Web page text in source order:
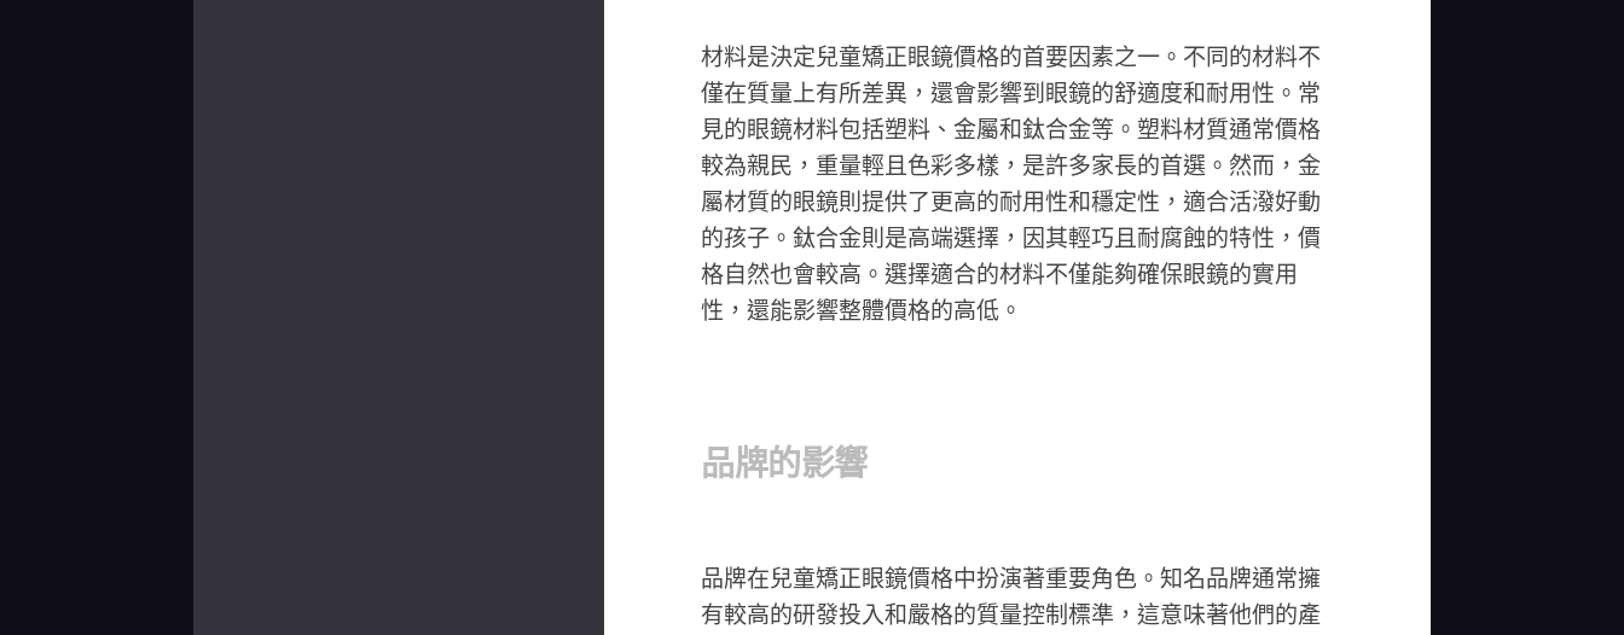
材料是決定兒童矯正眼鏡價格的首要因素之一。不同的材料不
僅在質量上有所差異，還會影響到眼鏡的舒適度和耐用性。常
見的眼鏡材料包括塑料、金屬和鈦合金等。塑料材質通常價格
較為親民，重量輕且色彩多樣，是許多家長的首選。然而，金
屬材質的眼鏡則提供了更高的耐用性和穩定性，適合活潑好動
的孩子。鈦合金則是高端選擇，因其輕巧且耐腐蝕的特性，價
格自然也會較高。選擇適合的材料不僅能夠確保眼鏡的實用
性，還能影響整體價格的高低。
品牌的影響
品牌在兒童矯正眼鏡價格中扮演著重要角色。知名品牌通常擁
有較高的研發投入和嚴格的質量控制標準，這意味著他們的產